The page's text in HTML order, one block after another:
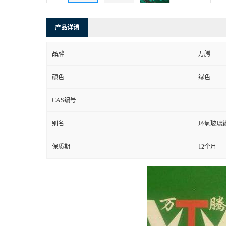
产品详请
品牌 万腾
颜色 绿色
CAS编号
别名 环氧玻璃
保质期 12个月